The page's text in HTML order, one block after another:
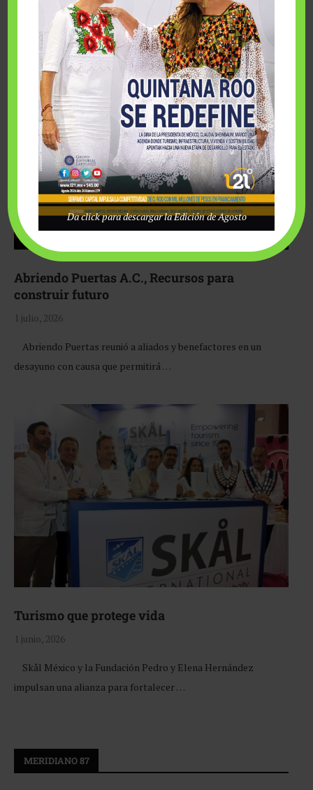
Fairmont Mayakoba y Make-A-Wish México unieron
esfuerzos para hacer realidad el deseo de una …
Abriendo Puertas A.C., Recursos para
construir futuro
1 julio, 2026
Abriendo Puertas reunió a aliados y benefactores en un
desayuno con causa que permitirá …
Turismo que protege vida
1 junio, 2026
Skål México y la Fundación Pedro y Elena Hernández
impulsan una alianza para fortalecer …
MERIDIANO 87
Da click para descargar la Edición de Agosto